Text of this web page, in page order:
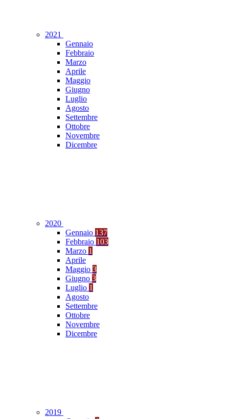
2021
Gennaio
Febbraio
Marzo
Aprile
Maggio
Giugno
Luglio
Agosto
Settembre
Ottobre
Novembre
Dicembre
2020
Gennaio 137
Febbraio 103
Marzo 1
Aprile
Maggio 3
Giugno 3
Luglio 1
Agosto
Settembre
Ottobre
Novembre
Dicembre
2019